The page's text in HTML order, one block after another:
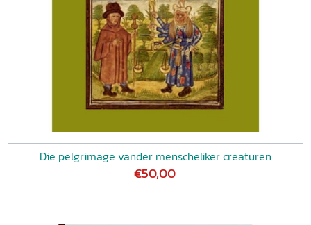
Die pelgrimage vander menscheliker creaturen
€50,00